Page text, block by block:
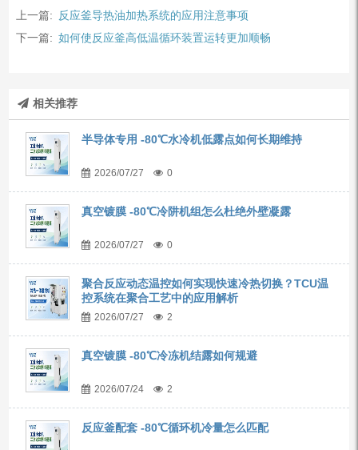
上一篇:
反应釜导热油加热系统的应用注意事项
下一篇: 如何使反应釜高低温循环装置运转更加顺畅
相关推荐
半导体专用 -80℃水冷机低露点如何长期维持
2026/07/27 0
真空镀膜 -80℃冷阱机组怎么杜绝外壁凝露
2026/07/27 0
聚合反应动态温控如何实现快速冷热切换？TCU温
控系统在聚合工艺中的应用解析
2026/07/27 2
真空镀膜 -80℃冷冻机结露如何规避
2026/07/24 2
反应釜配套 -80℃循环机冷量怎么匹配